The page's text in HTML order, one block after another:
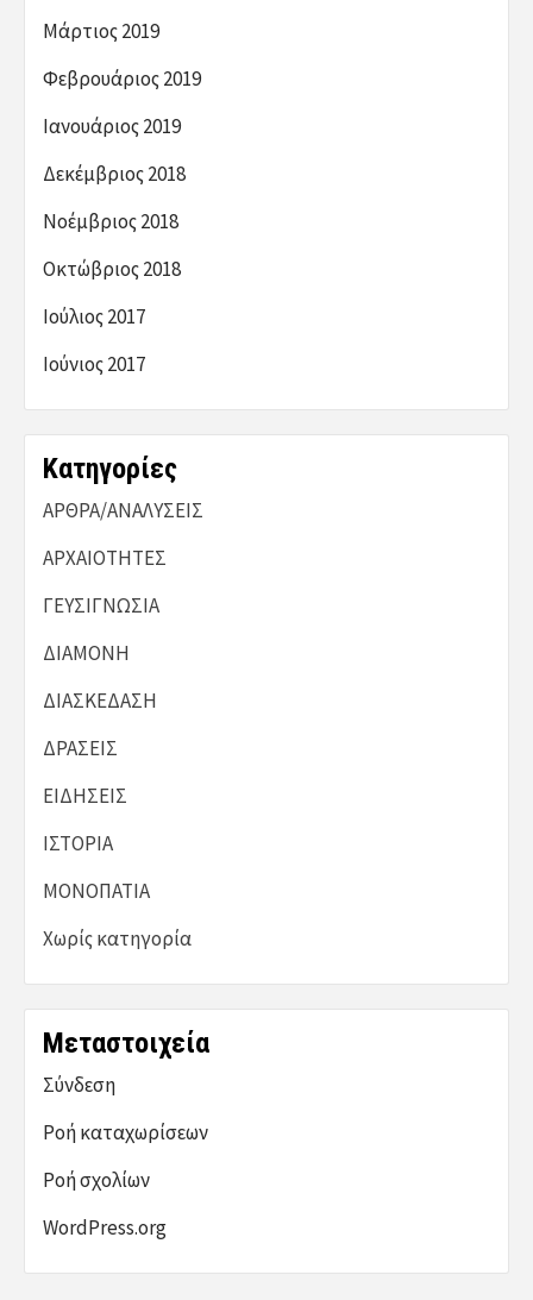
Μάρτιος 2019
Φεβρουάριος 2019
Ιανουάριος 2019
Δεκέμβριος 2018
Νοέμβριος 2018
Οκτώβριος 2018
Ιούλιος 2017
Ιούνιος 2017
Kατηγορίες
ΑΡΘΡΑ/ΑΝΑΛΥΣΕΙΣ
ΑΡΧΑΙΟΤΗΤΕΣ
ΓΕΥΣΙΓΝΩΣΙΑ
ΔΙΑΜΟΝΗ
ΔΙΑΣΚΕΔΑΣΗ
ΔΡΑΣΕΙΣ
ΕΙΔΗΣΕΙΣ
ΙΣΤΟΡΙΑ
ΜΟΝΟΠΑΤΙΑ
Χωρίς κατηγορία
Μεταστοιχεία
Σύνδεση
Ροή καταχωρίσεων
Ροή σχολίων
WordPress.org